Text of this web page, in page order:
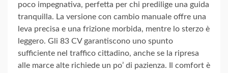
poco impegnativa, perfetta per chi predilige una guida
tranquilla. La versione con cambio manuale offre una
leva precisa e una frizione morbida, mentre lo sterzo è
leggero. Gli 83 CV garantiscono uno spunto
sufficiente nel traffico cittadino, anche se la ripresa
alle marce alte richiede un po’ di pazienza. Il comfort è